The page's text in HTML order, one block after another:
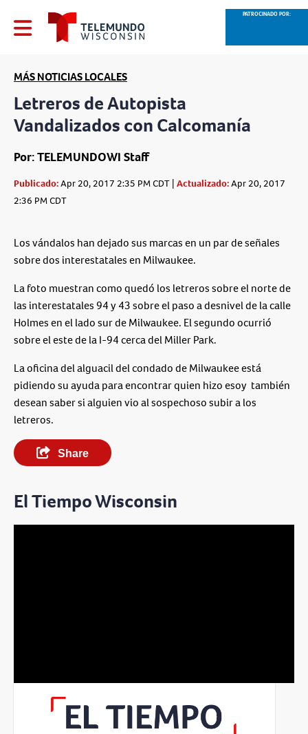
PATROCINADO POR:
MÁS NOTICIAS LOCALES
Letreros de Autopista
Vandalizados con Calcomanía
Por: TELEMUNDOWI Staff
Publicado:Apr 20, 2017 2:35 PM CDT | Actualizado:Apr 20, 2017
2:36 PM CDT
Los vándalos han dejado sus marcas en un par de señales
sobre dos interestatales en Milwaukee.
La foto muestran como quedó los letreros sobre el norte de
las interestatales 94 y 43 sobre el paso a desnivel de la calle
Holmes en el lado sur de Milwaukee. El segundo ocurrió
sobre el este de la I-94 cerca del Miller Park.
La oficina del alguacil del condado de Milwaukee está
pidiendo su ayuda para encontrar quien hizo esoy también
desean saber si alguien vio al sospechoso subir a los
letreros.
Share
El Tiempo Wisconsin